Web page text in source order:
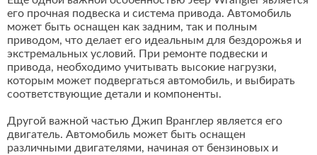
его прочная подвеска и система привода. Автомобиль
может быть оснащен как задним, так и полным
приводом, что делает его идеальным для бездорожья и
экстремальных условий. При ремонте подвески и
привода, необходимо учитывать высокие нагрузки,
которым может подвергаться автомобиль, и выбирать
соответствующие детали и компоненты.
Другой важной частью Джип Вранглер является его
двигатель. Автомобиль может быть оснащен
различными двигателями, начиная от бензиновых и